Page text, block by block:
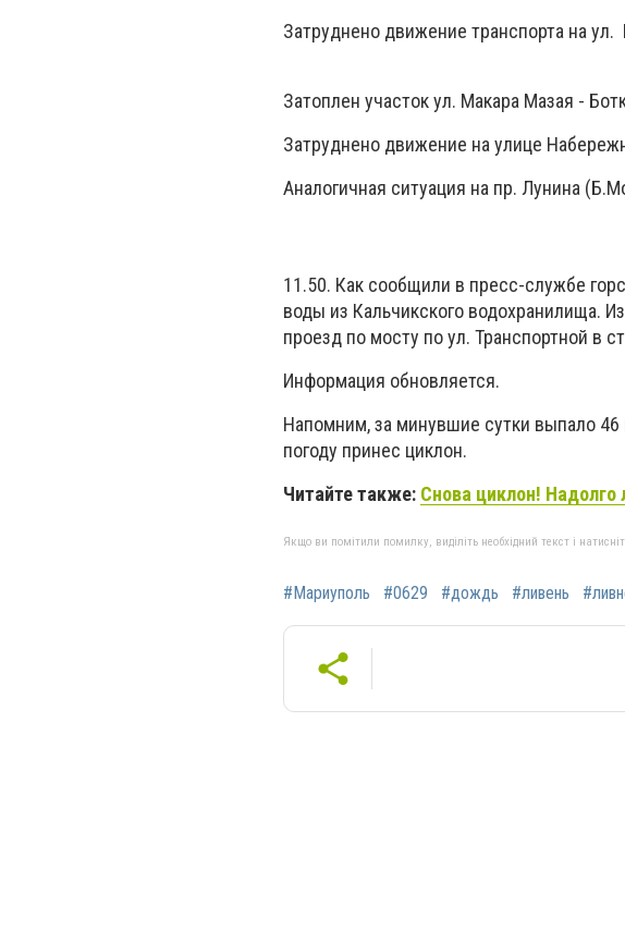
Затруднено движение транспорта на
Затоплен участок ул. Макара Мазая -
Затруднено движение на улице
Аналогичная ситуация на пр. Лунина
11.50. Как сообщили в пресс-службе
воды из Кальчикского водохранилища.
проезд по мосту по ул. Транспортной в
Информация обновляется.
Напомним, за минувшие сутки выпало
погоду принес циклон.
Читайте также: Снова циклон!
Якщо ви помітили помилку, виділіть необхідний текст і
#Мариуполь #0629 #дождь #ливень